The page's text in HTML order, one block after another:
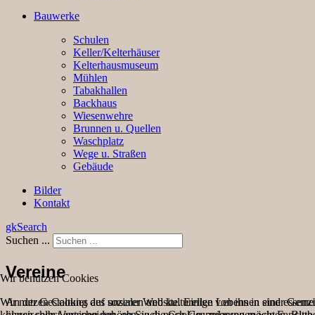
Bauwerke
Schulen
Keller/Kelterhäuser
Kelterhausmuseum
Mühlen
Tabakhallen
Backhaus
Wiesenwehre
Brunnen u. Quellen
Waschplatz
Wege u. Straßen
Gebäude
Bilder
Kontakt
gkSearch
Suchen ...
Vereine
An der Gestaltung des sozialen und kulturellen Lebens in einer
Wir benutzen Cookies
Wir nutzen Cookies auf unserer Website. Einige von ihnen sind